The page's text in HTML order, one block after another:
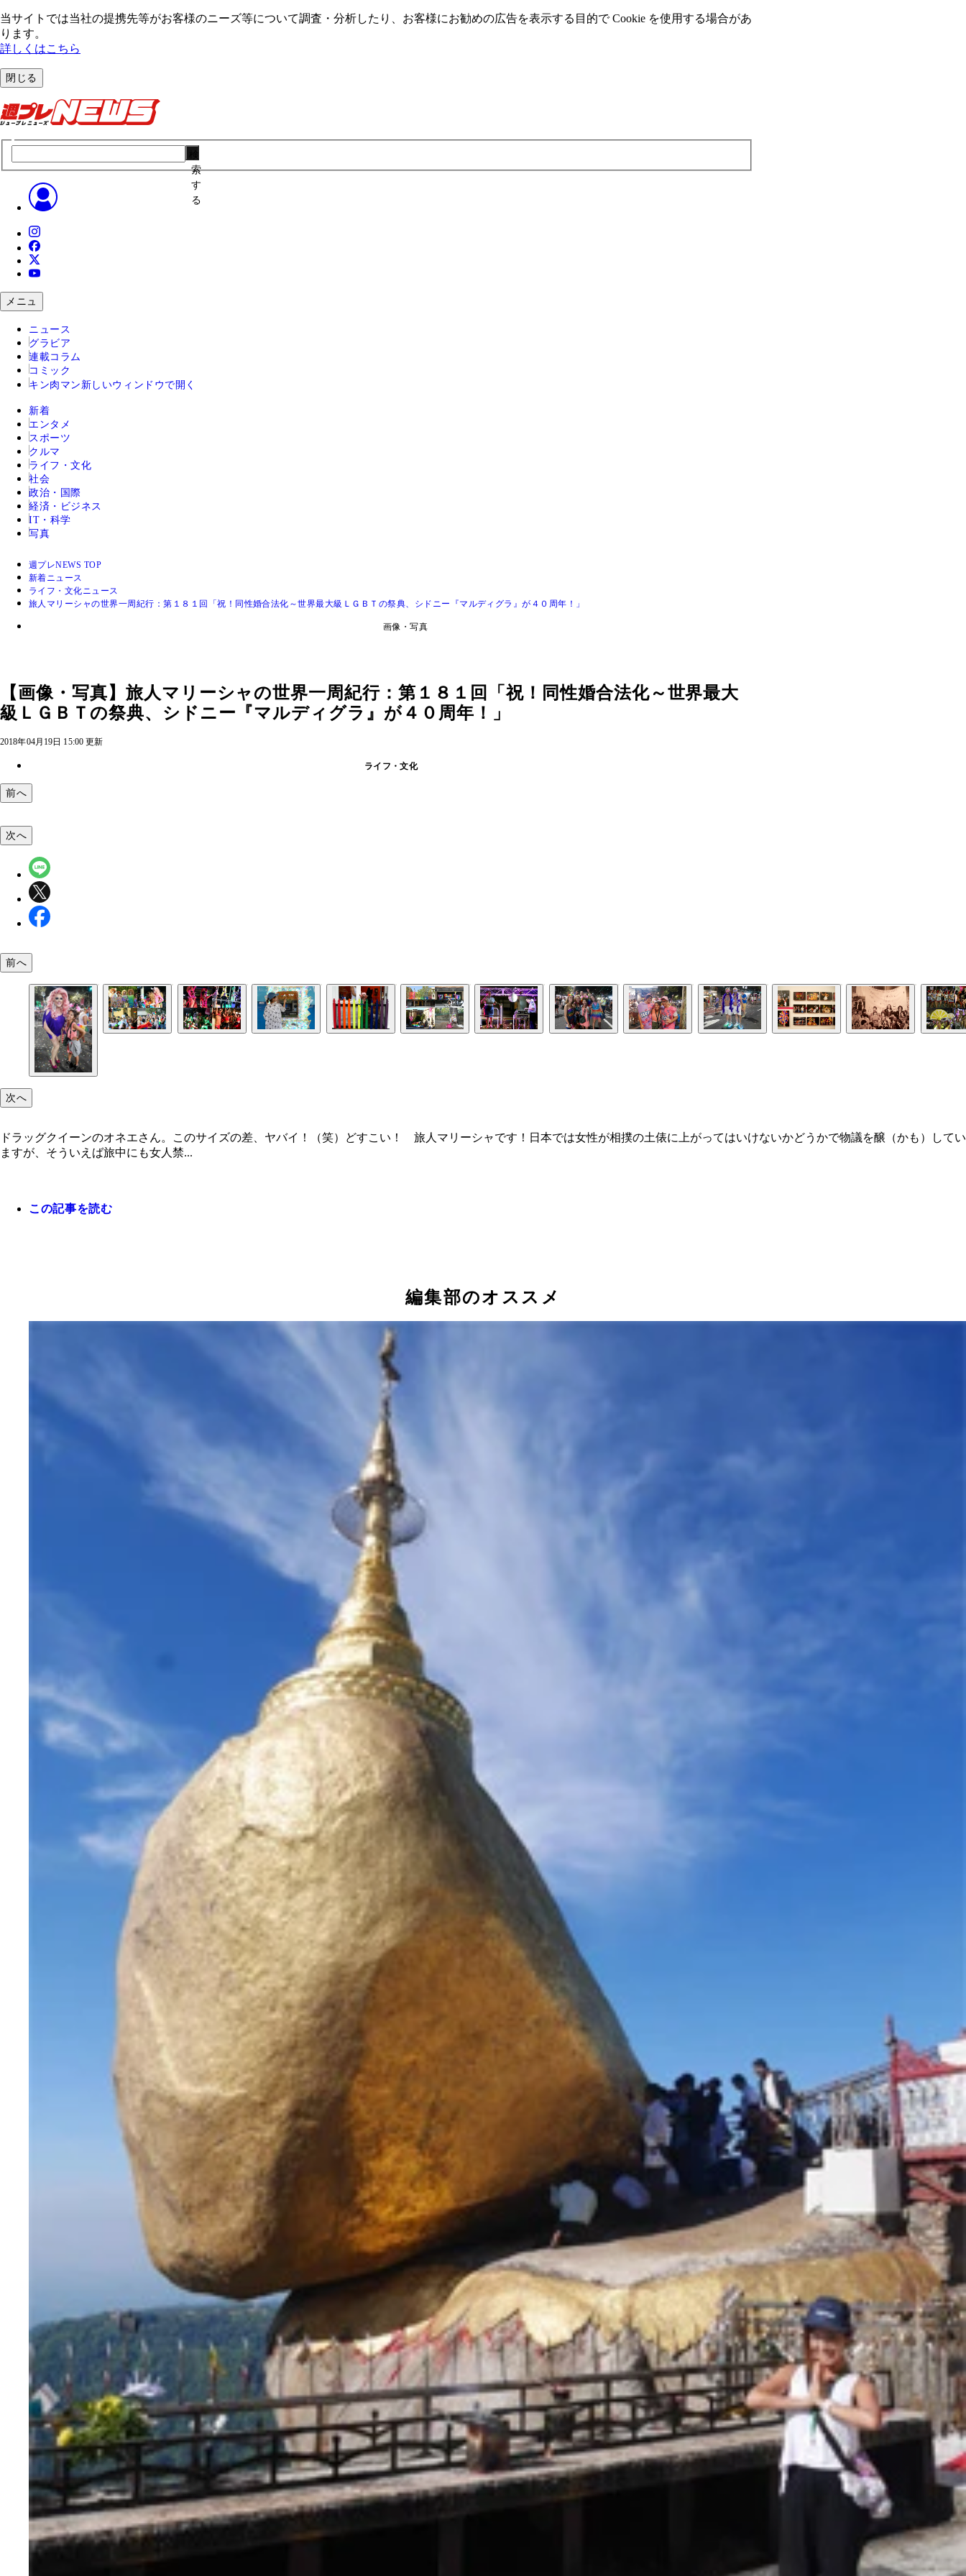
当サイトでは当社の提携先等がお客様のニーズ等について調査・分析したり、お客様にお勧めの広告を表⽰する⽬的で Cookie を使⽤する場合があ
ります。
詳しくはこちら
閉じる
索
す
る
メニュ
ニュース
グラビア
連載コラム
コミック
キン肉マン 新しいウィンドウで開く
新着
エンタメ
スポーツ
クルマ
ライフ・文化
社会
政治・国際
経済・ビジネス
IT・科学
写真
週プレNEWS TOP
新着ニュース
ライフ・文化ニュース
旅人マリーシャの世界一周紀行：第１８１回「祝！同性婚合法化～世界最大級ＬＧＢＴの祭典、シドニー『マルディグラ』が４０周年！」
画像・写真
【画像・写真】旅人マリーシャの世界一周紀行：第１８１回「祝！同性婚合法化～世界最大
級ＬＧＢＴの祭典、シドニー『マルディグラ』が４０周年！」
2018年04月19日 15:00 更新
ライフ・文化
前へ
ドラッグクイーンのオネエさん。このサイズの差、ヤバイ！（笑）
パレード前からゲイの聖地オクスフォードストリートは大盛り上がり！
歌が激ウマな婦人警官！そしてＤＪをする警官！ これがホントのＤＪポリス！
ＮＡＳ（ナショナルアートスクール）で行なわれていた、１９７８年に始まったシドニーのマルディグラの歴史を振り返るアート・イベント
まだＬＧＢＴに偏見のある時代の写真。ビートルズのような風貌の男たちがデモしてる姿や、警察とモメている姿などが展示されていた
次へ
前へ
次へ
ドラッグクイーンのオネエさん。このサイズの差、ヤバイ！（笑）どすこい！ 旅人マリーシャです！日本では女性が相撲の土俵に上がってはいけないかどうかで物議を醸（かも）してい
ますが、そういえば旅中にも女人禁...
この記事を読む
編集部のオススメ